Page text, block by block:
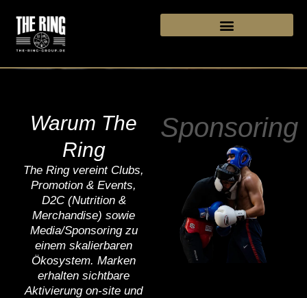
springen
Warum The
Ring
The Ring vereint Clubs,
Promotion & Events,
D2C (Nutrition &
Merchandise) sowie
Media/Sponsoring zu
einem skalierbaren
Ökosystem. Marken
erhalten sichtbare
Aktivierung on-site und
Sponsoring